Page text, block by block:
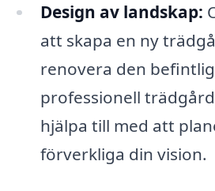
Design av landskap:
att skapa en ny
renovera den
professionell
hjälpa till med att
förverkliga din vision.